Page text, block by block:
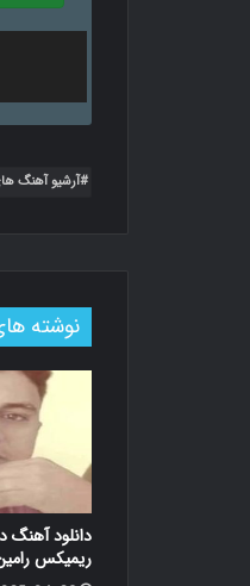
آرشیو آهنگ
نوشته
دانلود آهنگ
ریمیکس